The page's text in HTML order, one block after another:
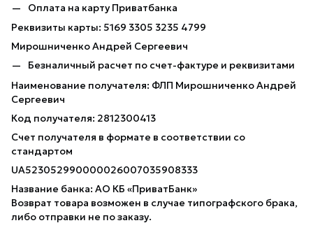
Оплата на карту Приватбанка
Реквизиты карты: 5169 3305 3235 4799
Мирошниченко Андрей Сергеевич
Безналичный расчет по счет-фактуре и реквизитами
Наименование получателя: ФЛП Мирошниченко Андрей
Сергеевич
Код получателя: 2812300413
Счет получателя в формате в соответствии со
стандартом
UA523052990000026007035908333
Название банка: АО КБ «ПриватБанк»
Возврат товара возможен в случае типографского брака,
либо отправки не по заказу.